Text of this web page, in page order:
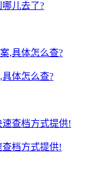
儿去了?
体怎么查?
档方式提供!